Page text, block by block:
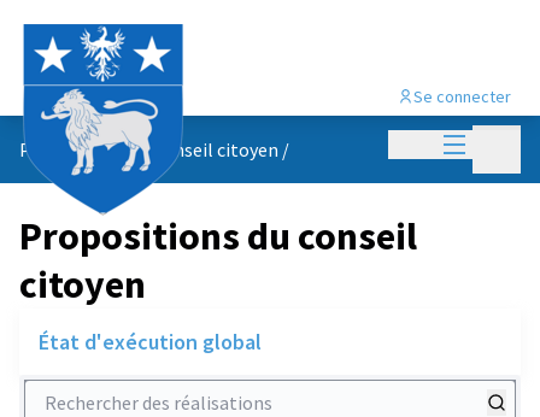
Menu
Se connecter
Propositions du conseil citoyen /
Propositions du conseil
citoyen
État d'exécution global
Rechercher des réalisations